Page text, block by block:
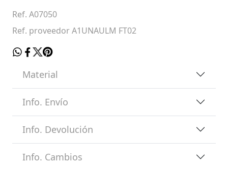
Ref. A07050
Ref. proveedor A1UNAULM FT02
Material
Info. Envío
Info. Devolución
Info. Cambios